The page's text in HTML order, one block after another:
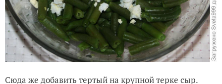
Сюда же добавить тертый на крупной терке сыр.